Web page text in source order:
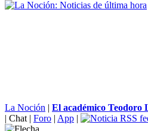
La Noción | El académico Teodoro
| Chat | Foro | App |